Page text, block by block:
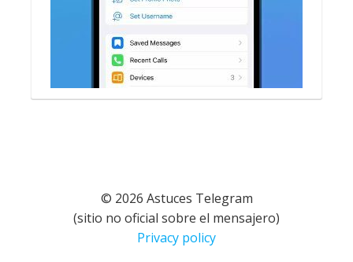
© 2026 Astuces Telegram
(sitio no oficial sobre el mensajero)
Privacy policy